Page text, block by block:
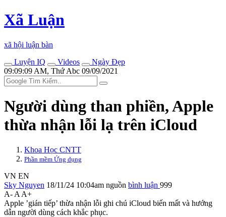
Xã Luận
xã hội luận bàn
Luyện IQ
Videos
Ngày Đẹp
09:09:09 AM, Thứ Abc 09/09/2021
Người dùng than phiền, Apple
thừa nhận lỗi lạ trên iCloud
Khoa Học CNTT
Phần mềm Ứng dụng
VN EN
Sky Nguyen 18/11/24 10:04am nguồn bình luận 999
A- A A+
Apple ’gián tiếp’ thừa nhận lỗi ghi chú iCloud biến mất và hướng
dẫn người dùng cách khắc phục.